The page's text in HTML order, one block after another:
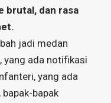
brutal, dan rasa
jadi medan
yang ada notifikasi
yang ada
bapak